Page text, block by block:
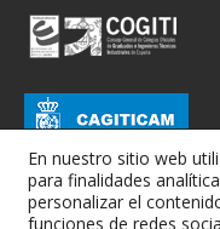
En nuestro sitio web
para finalidades
personalizar el
funciones de redes